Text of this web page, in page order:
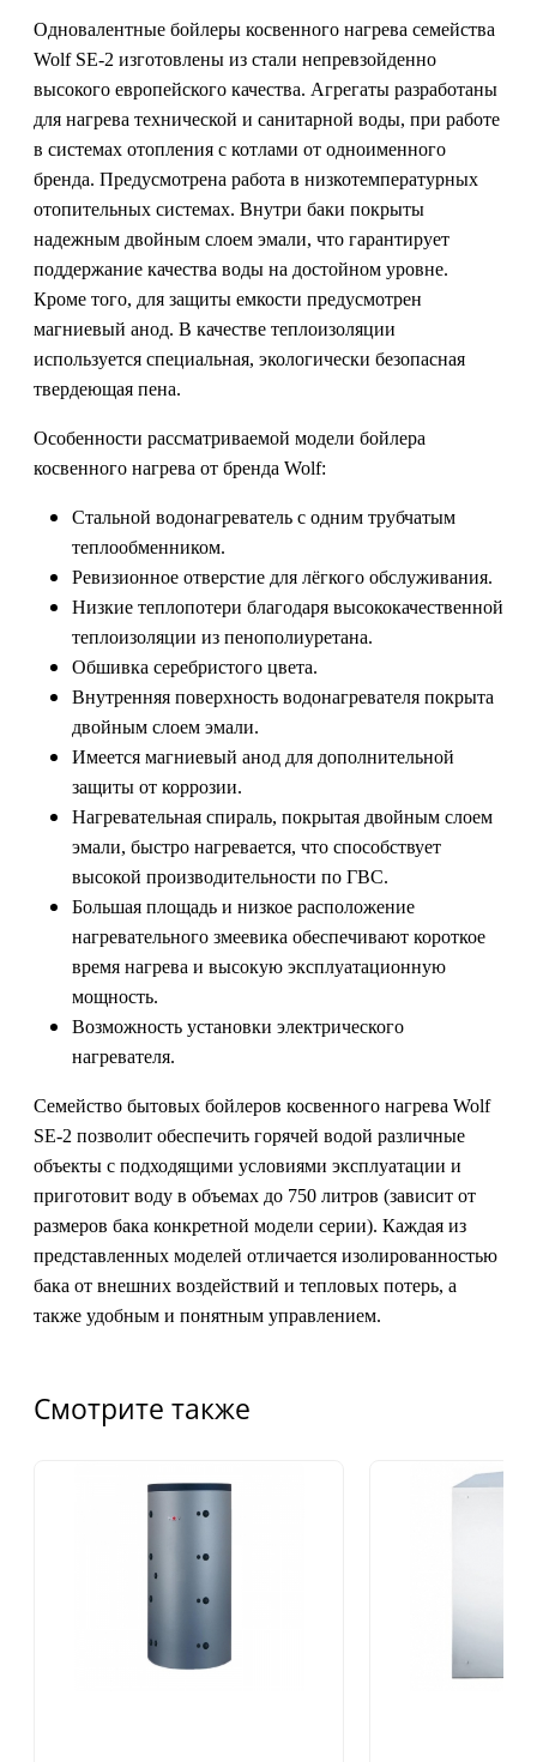
Одновалентные бойлеры косвенного нагрева семейства
Wolf SE-2 изготовлены из стали непревзойденно
высокого европейского качества. Агрегаты разработаны
для нагрева технической и санитарной воды, при работе
в системах отопления с котлами от одноименного
бренда. Предусмотрена работа в низкотемпературных
отопительных системах. Внутри баки покрыты
надежным двойным слоем эмали, что гарантирует
поддержание качества воды на достойном уровне.
Кроме того, для защиты емкости предусмотрен
магниевый анод. В качестве теплоизоляции
используется специальная, экологически безопасная
твердеющая пена.
Особенности рассматриваемой модели бойлера
косвенного нагрева от бренда Wolf:
Стальной водонагреватель с одним трубчатым
теплообменником.
Ревизионное отверстие для лёгкого обслуживания.
Низкие теплопотери благодаря высококачественной
теплоизоляции из пенополиуретана.
Обшивка серебристого цвета.
Внутренняя поверхность водонагревателя покрыта
двойным слоем эмали.
Имеется магниевый анод для дополнительной
защиты от коррозии.
Нагревательная спираль, покрытая двойным слоем
эмали, быстро нагревается, что способствует
высокой производительности по ГВС.
Большая площадь и низкое расположение
нагревательного змеевика обеспечивают короткое
время нагрева и высокую эксплуатационную
мощность.
Возможность установки электрического
нагревателя.
Семейство бытовых бойлеров косвенного нагрева Wolf
SE-2 позволит обеспечить горячей водой различные
объекты с подходящими условиями эксплуатации и
приготовит воду в объемах до 750 литров (зависит от
размеров бака конкретной модели серии). Каждая из
представленных моделей отличается изолированностью
бака от внешних воздействий и тепловых потерь, а
также удобным и понятным управлением.
Смотрите также